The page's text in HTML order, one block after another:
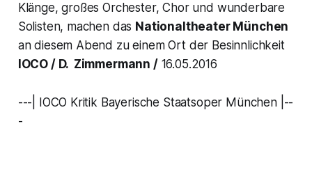
Klänge, großes Orchester, Chor und wunderbare
Solisten, machen das Nationaltheater München
an diesem Abend zu einem Ort der Besinnlichkeit
IOCO / D. Zimmermann / 16.05.2016
---| IOCO Kritik Bayerische Staatsoper München |--
-